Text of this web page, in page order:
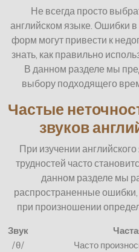
Не всегда просто
английском языке. Ошибки
форм могут привести к
знать, как правильно
В данном разделе мы
выбору подходящего
Частые
звуков
При изучении
трудностей часто
данном разделе мы
распространенные
при произношении
Звук
/θ/
Часто